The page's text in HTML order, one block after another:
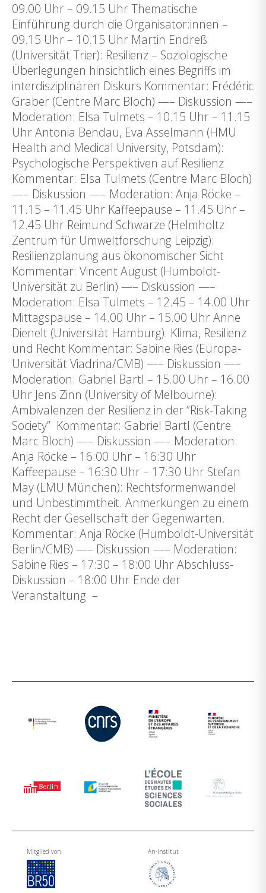
09.00 Uhr – 09.15 Uhr Thematische
Einführung durch die Organisator:innen –
09.15 Uhr – 10.15 Uhr Martin Endreß
(Universität Trier): Resilienz – Soziologische
Überlegungen hinsichtlich eines Begriffs im
interdisziplinären Diskurs Kommentar: Frédéric
Graber (Centre Marc Bloch) —– Diskussion —–
Moderation: Elsa Tulmets – 10.15 Uhr – 11.15
Uhr Antonia Bendau, Eva Asselmann (HMU
Health and Medical University, Potsdam):
Psychologische Perspektiven auf Resilienz
Kommentar: Elsa Tulmets (Centre Marc Bloch)
—– Diskussion —– Moderation: Anja Röcke –
11.15 – 11.45 Uhr Kaffeepause – 11.45 Uhr –
12.45 Uhr Reimund Schwarze (Helmholtz
Zentrum für Umweltforschung Leipzig):
Resilienzplanung aus ökonomischer Sicht
Kommentar: Vincent August (Humboldt-
Universität zu Berlin) —– Diskussion —–
Moderation: Elsa Tulmets – 12.45 – 14.00 Uhr
Mittagspause – 14.00 Uhr – 15.00 Uhr Anne
Dienelt (Universität Hamburg): Klima, Resilienz
und Recht Kommentar: Sabine Ries (Europa-
Universität Viadrina/CMB) —– Diskussion —–
Moderation: Gabriel Bartl – 15.00 Uhr – 16.00
Uhr Jens Zinn (University of Melbourne):
Ambivalenzen der Resilienz in der “Risk-Taking
Society” Kommentar: Gabriel Bartl (Centre
Marc Bloch) —– Diskussion —– Moderation:
Anja Röcke – 16:00 Uhr – 16:30 Uhr
Kaffeepause – 16:30 Uhr – 17:30 Uhr Stefan
May (LMU München): Rechtsformenwandel
und Unbestimmtheit. Anmerkungen zu einem
Recht der Gesellschaft der Gegenwarten.
Kommentar: Anja Röcke (Humboldt-Universität
Berlin/CMB) —– Diskussion —– Moderation:
Sabine Ries – 17:30 – 18:00 Uhr Abschluss-
Diskussion – 18:00 Uhr Ende der
Veranstaltung –
Mitglied von An-Institut